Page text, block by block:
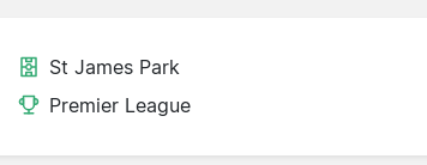
St James Park
Premier League